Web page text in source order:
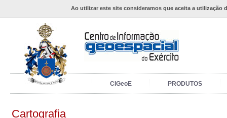
Ao utilizar este site consideramos que aceita a utilização
CIGeoE PRODUTOS
Cartografia